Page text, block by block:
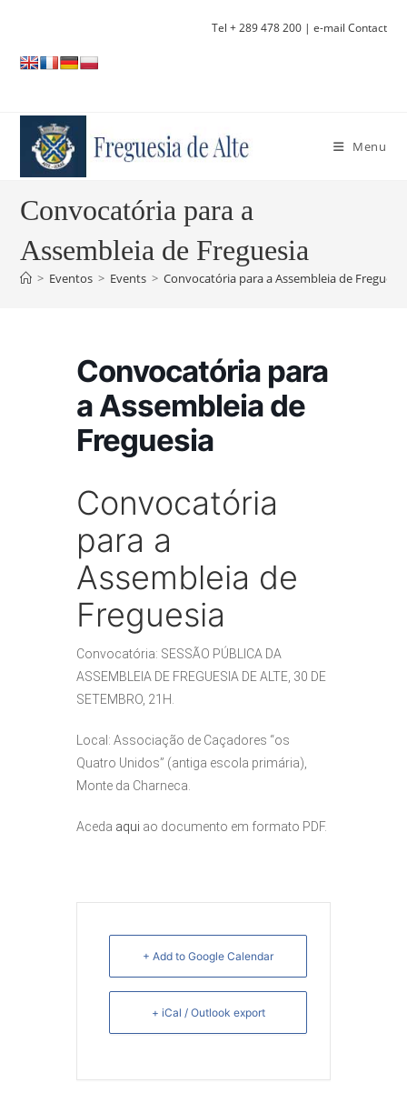
content
Tel + 289 478 200| e-mail Contact
Menu
Convocatória para a
Assembleia de Freguesia
> Eventos > Events > Convocatória para a Assembleia de Freguesia
Convocatória para
a Assembleia de
Freguesia
Convocatória
para a
Assembleia de
Freguesia
Convocatória: SESSÃO PÚBLICA DA
ASSEMBLEIA DE FREGUESIA DE ALTE, 30 DE
SETEMBRO, 21H.
Local: Associação de Caçadores “os
Quatro Unidos” (antiga escola primária),
Monte da Charneca.
Aceda aqui ao documento em formato PDF.
+ Add to Google Calendar
+ iCal / Outlook export